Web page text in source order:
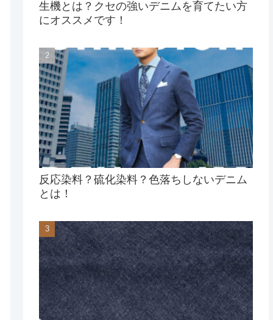
生機とは？クセの強いデニムを育てたい方
にオススメです！
反応染料？硫化染料？色落ちしないデニム
とは！